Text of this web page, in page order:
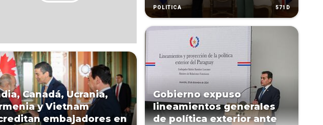
Canadá, Ucrania,
y Vietnam
embajadores en
POLÍTICA 571D
Gobierno expuso
lineamientos generales
de política exterior ante